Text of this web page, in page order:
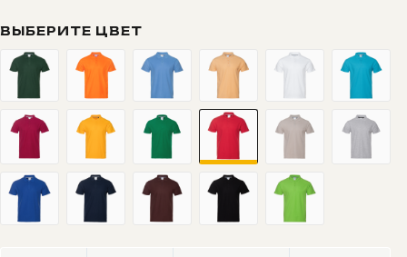
ВЫБЕРИТЕ ЦВЕТ